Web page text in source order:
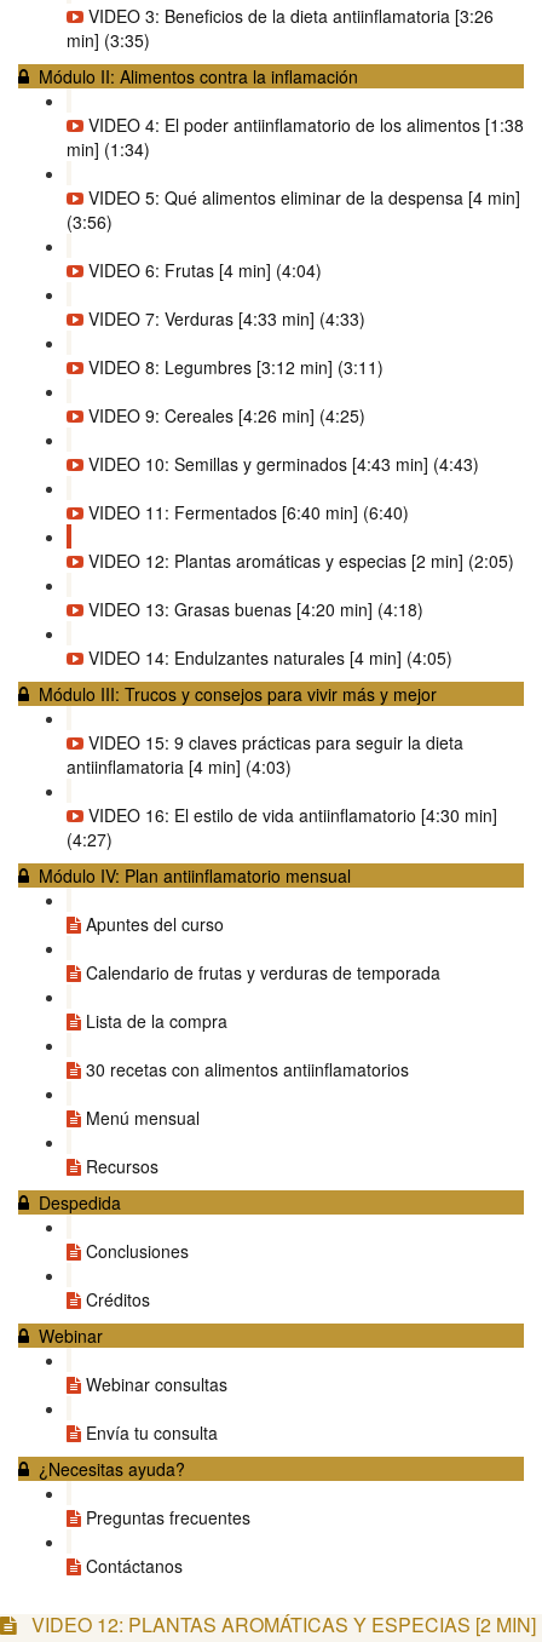
VIDEO 3: Beneficios de la dieta antiinflamatoria [3:26
min] (3:35)
Módulo II: Alimentos contra la inflamación
VIDEO 4: El poder antiinflamatorio de los alimentos [1:38
min] (1:34)
VIDEO 5: Qué alimentos eliminar de la despensa [4 min]
(3:56)
VIDEO 6: Frutas [4 min] (4:04)
VIDEO 7: Verduras [4:33 min] (4:33)
VIDEO 8: Legumbres [3:12 min] (3:11)
VIDEO 9: Cereales [4:26 min] (4:25)
VIDEO 10: Semillas y germinados [4:43 min] (4:43)
VIDEO 11: Fermentados [6:40 min] (6:40)
VIDEO 12: Plantas aromáticas y especias [2 min] (2:05)
VIDEO 13: Grasas buenas [4:20 min] (4:18)
VIDEO 14: Endulzantes naturales [4 min] (4:05)
Módulo III: Trucos y consejos para vivir más y mejor
VIDEO 15: 9 claves prácticas para seguir la dieta
antiinflamatoria [4 min] (4:03)
VIDEO 16: El estilo de vida antiinflamatorio [4:30 min]
(4:27)
Módulo IV: Plan antiinflamatorio mensual
Apuntes del curso
Calendario de frutas y verduras de temporada
Lista de la compra
30 recetas con alimentos antiinflamatorios
Menú mensual
Recursos
Despedida
Conclusiones
Créditos
Webinar
Webinar consultas
Envía tu consulta
¿Necesitas ayuda?
Preguntas frecuentes
Contáctanos
VIDEO 12: PLANTAS AROMÁTICAS Y ESPECIAS [2 MIN]